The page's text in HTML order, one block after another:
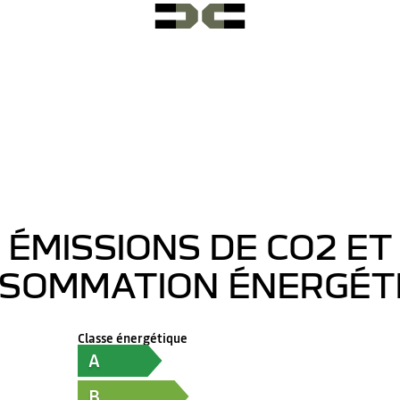
ÉMISSIONS DE CO2 ET
Classe énergétique
A